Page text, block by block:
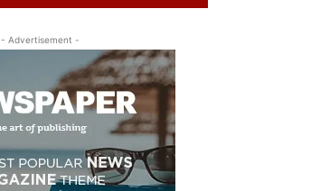
- Advertisement -